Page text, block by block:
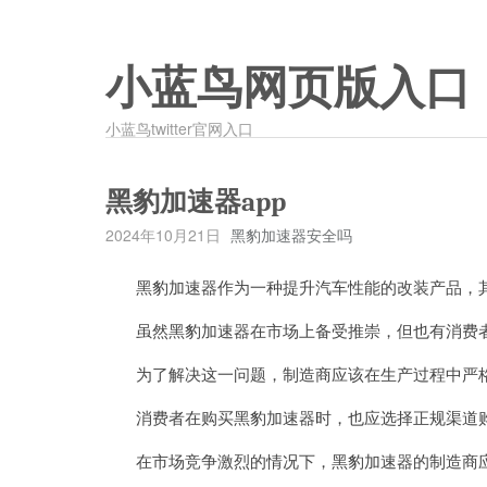
小蓝鸟网页版入口
小蓝鸟twitter官网入口
黑豹加速器app
2024年10月21日 黑豹加速器安全吗
黑豹加速器作为一种提升汽车性能的改装产品，
虽然黑豹加速器在市场上备受推崇，但也有消费
为了解决这一问题，制造商应该在生产过程中严
消费者在购买黑豹加速器时，也应选择正规渠道
在市场竞争激烈的情况下，黑豹加速器的制造商